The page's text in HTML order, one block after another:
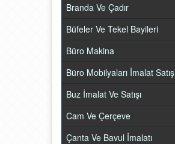
Branda Ve Çadır
Büfeler Ve Tekel Bayileri
Büro Makina
Büro Mobilyaları İmalat Satış
Buz İmalat Ve Satışı
Cam Ve Çerçeve
Çanta Ve Bavul İmalatı